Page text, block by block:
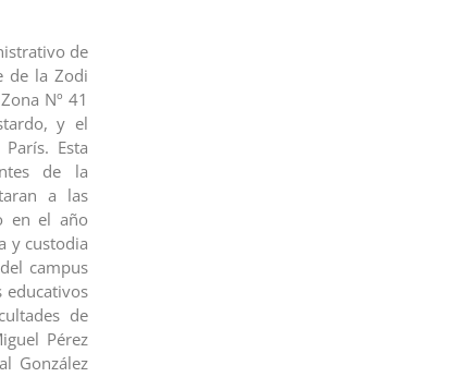
de
de la Zodi
Nº 41
y el
Esta
de la
a las
en el año
y custodia
campus
educativos
de
Pérez
González